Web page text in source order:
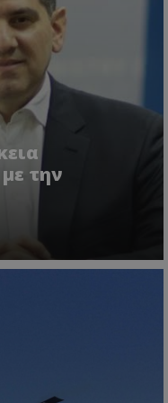
την
Προμηθευτής
.lifenewscy.tothemaonline.com